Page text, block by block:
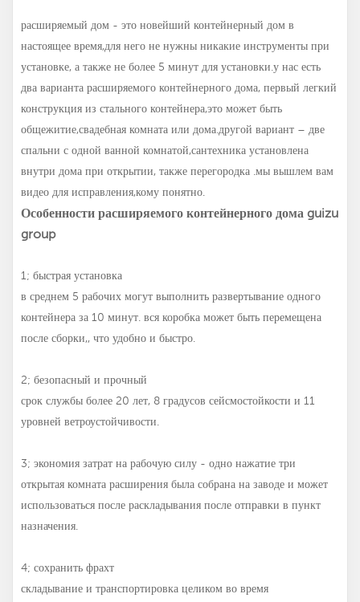
расширяемый дом - это новейший контейнерный дом в
настоящее время,для него не нужны никакие инструменты при
установке, а также не более 5 минут для установки.у нас есть
два варианта расширяемого контейнерного дома, первый легкий
конструкция из стального контейнера,это может быть
общежитие,свадебная комната или дома.другой вариант – две
спальни с одной ванной комнатой,сантехника установлена
внутри дома при открытии, также перегородка .мы вышлем вам
видео для исправления,кому понятно.
Особенности расширяемого контейнерного дома guizu
group
1; быстрая установка
в среднем 5 рабочих могут выполнить развертывание одного
контейнера за 10 минут. вся коробка может быть перемещена
после сборки,, что удобно и быстро.
2; безопасный и прочный
срок службы более 20 лет, 8 градусов сейсмостойкости и 11
уровней ветроустойчивости.
3; экономия затрат на рабочую силу - одно нажатие три
открытая комната расширения была собрана на заводе и может
использоваться после раскладывания после отправки в пункт
назначения.
4; сохранить фрахт
складывание и транспортировка целиком во время